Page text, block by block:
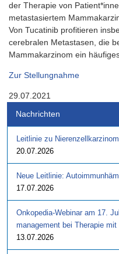
der Therapie von
metastasiertem
Von Tucatinib profitieren
cerebralen Metastasen, die
Mammakarzinom ein
Zur Stellungnahme
29.07.2021
Nachrichten
Leitlinie zu
20.07.2026
Neue Leitlinie:
17.07.2026
Onkopedia-Webinar am 17.
management bei Therapie
13.07.2026